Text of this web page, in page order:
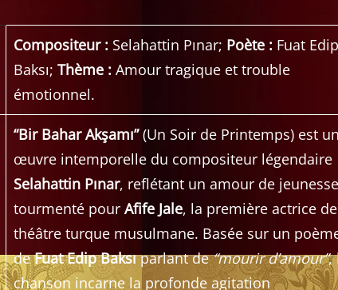
Compositeur : Selahattin Pınar; Poète : Fuat Edip
Baksı; Thème : Amour tragique et trouble
émotionnel.
“Bir Bahar Akşamı”(Un Soir de Printemps) est
œuvre intemporelle du compositeur légendaire
Selahattin Pınar, reflétant un amour de jeunesse
tourmenté pour Afife Jale, la première actrice de
théâtre turque musulmane. Basée sur un
deFuat Edip Baksıparlant de“mourir d’amour”,
chanson incarne la profonde agitation